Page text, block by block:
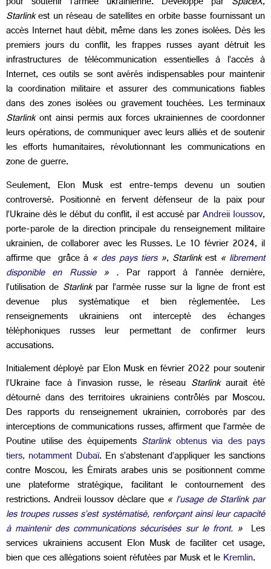
Starlinkest un réseau de satellites en orbite basse fournissant un
accès Internet haut débit, même dans les zones isolées. Dès les
premiers jours du conflit, les frappes russes ayant détruit les
infrastructures de télécommunication essentielles à l’accès à
Internet, ces outils se sont avérés indispensables pour maintenir
la coordination militaire et assurer des communications fiables
dans des zones isolées ou gravement touchées. Les terminaux
Starlinkont ainsi permis aux forces ukrainiennes de coordonner
leurs opérations, de communiquer avec leurs alliés et de soutenir
les efforts humanitaires, révolutionnant les communications en
zone de guerre.
Seulement, Elon Musk est entre-temps devenu un soutien
controversé. Positionné en fervent défenseur de la paix pour
l’Ukraine dès le début du conflit, il est accusé parAndreii Ioussov,
porte-parole de la direction principale du renseignement militaire
ukrainien, de collaborer avec les Russes. Le 10 février 2024, il
affirme que grâce à «des pays tiers», Starlinkest «librement
disponible en Russie » . Par rapport à l’année dernière,
l’utilisation de Starlinkpar l’armée russe sur la ligne de front est
devenue plus systématique et bien réglementée. Les
renseignements ukrainiens ont intercepté des échanges
téléphoniques russes leur permettant de confirmer leurs
accusations.
Initialement déployé par Elon Musk en février 2022 pour soutenir
l’Ukraine face à l’invasion russe, le réseau Starlinkaurait été
détourné dans des territoires ukrainiens contrôlés par Moscou.
Des rapports du renseignement ukrainien, corroborés par des
interceptions de communications russes, affirment que l’armée de
Poutine utilise des équipements Starlinkobtenus via des pays
tiers, notamment Dubaï. En s’abstenant d’appliquer les sanctions
contre Moscou, les Émirats arabes unis se positionnent comme
une plateforme stratégique, facilitant le contournement des
restrictions. Andreii Ioussov déclare que « l’usage de Starlink par
les troupes russes s’est systématisé, renforçant ainsi leur capacité
à maintenir des communications sécurisées sur le front.» Les
services ukrainiens accusent Elon Musk de faciliter cet usage,
bien que ces allégations soient réfutées par Musk et leKremlin.